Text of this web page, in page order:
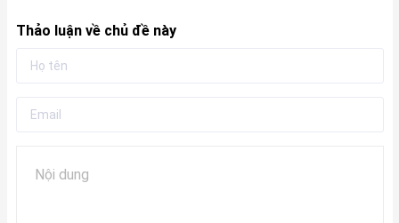
Thảo luận về chủ đề này